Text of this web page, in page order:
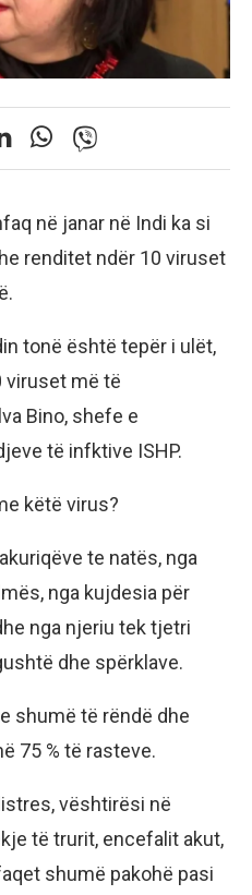
në janar në Indi ka si
renditet ndër 10 viruset
tonë është tepër i ulët,
viruset më të
Bino, shefe e
të infktive ISHP.
këtë virus?
te natës, nga
nga kujdesia për
nga njeriu tek tjetri
dhe spërklave.
shumë të rëndë dhe
75 % të rasteve.
vështirësi në
të trurit, encefalit akut,
shumë pakohë pasi